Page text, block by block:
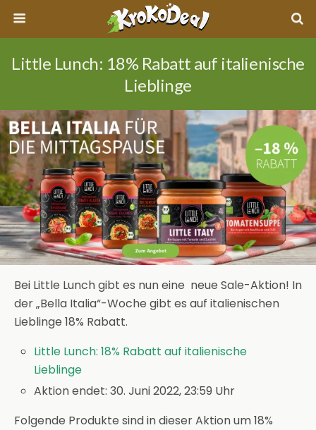
Little Lunch: 18% Rabatt auf italienische
Lieblinge
Bei Little Lunch gibt es nun eine neue Sale-Aktion! In
der „Bella Italia“-Woche gibt es auf italienischen
Lieblinge 18% Rabatt.
Little Lunch: 18% Rabatt auf italienische
Lieblinge
Aktion endet: 30. Juni 2022, 23:59 Uhr
Folgende Produkte sind in dieser Aktion um 18%